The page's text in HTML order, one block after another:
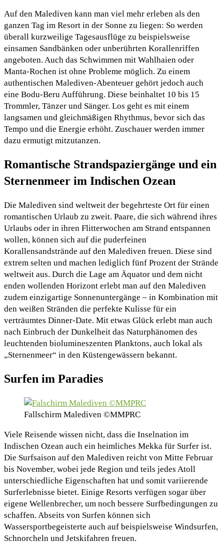
Auf den Malediven kann man viel mehr erleben als den
ganzen Tag im Resort in der Sonne zu liegen: So werden
überall kurzweilige Tagesausflüge zu beispielsweise
einsamen Sandbänken oder unberührten Korallenriffen
angeboten. Auch das Schwimmen mit Wahlhaien oder
Manta-Rochen ist ohne Probleme möglich. Zu einem
authentischen Malediven-Abenteuer gehört jedoch auch
eine Bodu-Beru Aufführung. Diese beinhaltet 10 bis 15
Trommler, Tänzer und Sänger. Los geht es mit einem
langsamen und gleichmäßigen Rhythmus, bevor sich das
Tempo und die Energie erhöht. Zuschauer werden immer
dazu ermutigt mitzutanzen.
Romantische Strandspaziergänge und ein
Sternenmeer im Indischen Ozean
Die Malediven sind weltweit der begehrteste Ort für einen
romantischen Urlaub zu zweit. Paare, die sich während ihres
Urlaubs oder in ihren Flitterwochen am Strand entspannen
wollen, können sich auf die puderfeinen
Korallensandstrände auf den Malediven freuen. Diese sind
extrem selten und machen lediglich fünf Prozent der Strände
weltweit aus. Durch die Lage am Äquator und dem nicht
enden wollenden Horizont erlebt man auf den Malediven
zudem einzigartige Sonnenuntergänge – in Kombination mit
den weißen Stränden die perfekte Kulisse für ein
verträumtes Dinner-Date. Mit etwas Glück erlebt man auch
nach Einbruch der Dunkelheit das Naturphänomen des
leuchtenden biolumineszenten Planktons, auch lokal als
„Sternenmeer“ in den Küstengewässern bekannt.
Surfen im Paradies
Fallschirm Malediven ©MMPRC
Viele Reisende wissen nicht, dass die Inselnation im
Indischen Ozean auch ein heimliches Mekka für Surfer ist.
Die Surfsaison auf den Malediven reicht von Mitte Februar
bis November, wobei jede Region und teils jedes Atoll
unterschiedliche Eigenschaften hat und somit variierende
Surferlebnisse bietet. Einige Resorts verfügen sogar über
eigene Wellenbrecher, um noch bessere Surfbedingungen zu
schaffen. Abseits von Surfen können sich
Wassersportbegeisterte auch auf beispielsweise Windsurfen,
Schnorcheln und Jetskifahren freuen.